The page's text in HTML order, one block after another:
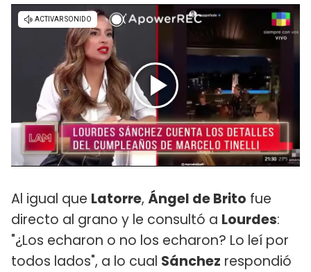
Al igual que Latorre, Ángel de Brito fue
directo al grano y le consultó a Lourdes:
"¿Los echaron o no los echaron? Lo leí por
todos lados", a lo cual Sánchez respondió